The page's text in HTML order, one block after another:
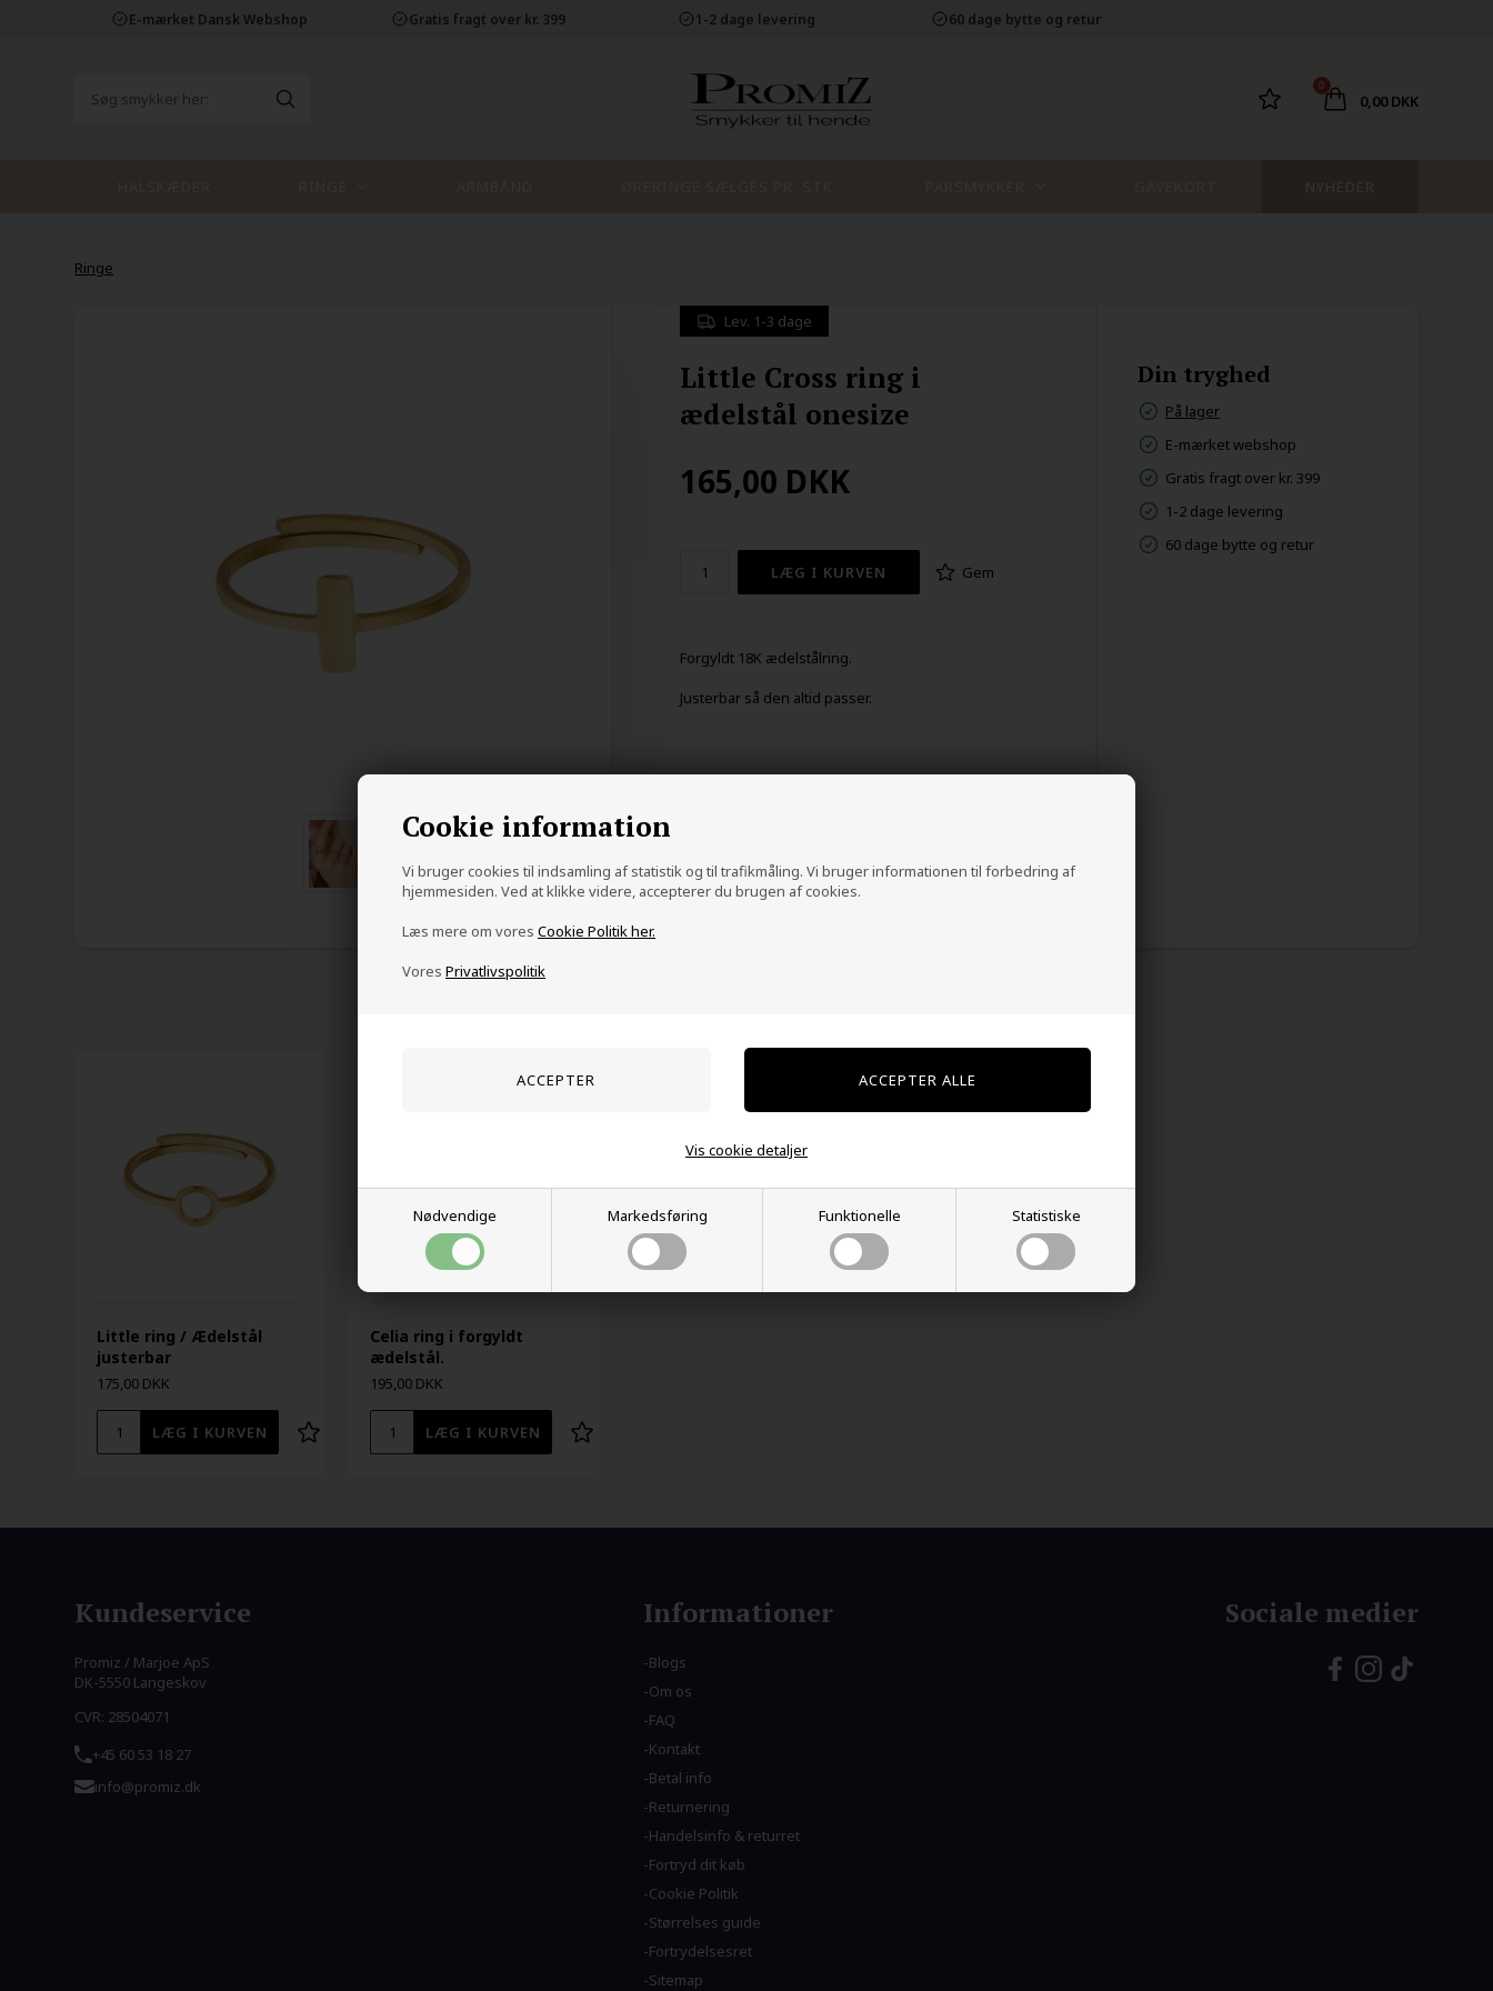
Cookie information
Vi bruger cookies til indsamling af statistik og til trafikmåling. Vi bruger informationen til forbedring af
hjemmesiden. Ved at klikke videre, accepterer du brugen af cookies.
Læs mere om vores Cookie Politik her.
Vores Privatlivspolitik
Nødvendige Markedsføring Funktionelle Statistiske
Vis cookie detaljer
E-mærket Dansk Webshop Gratis fragt over kr. 399 1-2 dage levering 60 dage bytte og retur
0
0,00 DKK
NYHEDER
Ringe
Lev. 1-3 dage
Little Cross ring i
ædelstål onesize
165,00 DKK
Gem
Forgyldt 18K ædelstålring.
Justerbar så den altid passer.
Din tryghed
På lager
E-mærket webshop
Gratis fragt over kr. 399
1-2 dage levering
60 dage bytte og retur
Little ring / Ædelstål
justerbar
175,00 DKK
Celia ring i forgyldt
ædelstål.
195,00 DKK
Kundeservice
Promiz / Marjoe ApS
DK-5550 Langeskov
CVR: 28504071
+45 60 53 18 27
info@promiz.dk
Informationer
Blogs
Om os
FAQ
Kontakt
Betal info
Returnering
Handelsinfo & returret
Fortryd dit køb
Cookie Politik
Størrelses guide
Fortrydelsesret
Sitemap
Sociale medier